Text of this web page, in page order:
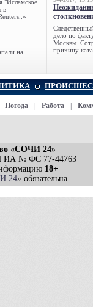
"Исламское
в
на
дело по
Москвы.
причину
Погода Работа
«СОЧИ 24»
ИА № ФС 77-44763
18+
24» обязательна.